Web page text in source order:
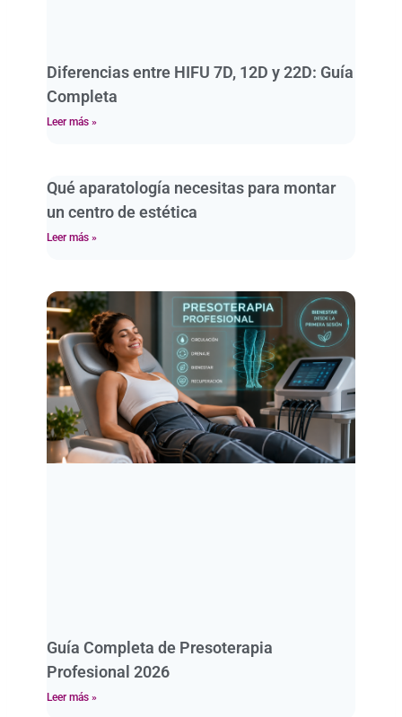
Diferencias entre HIFU 7D, 12D y 22D: Guía
Completa
Leer más »
Qué aparatología necesitas para montar
un centro de estética
Leer más »
Guía Completa de Presoterapia
Profesional 2026
Leer más »